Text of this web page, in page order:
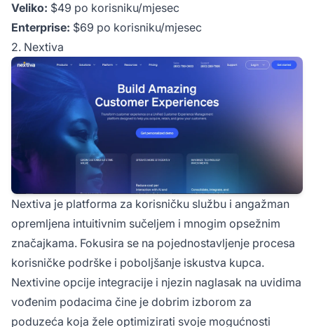
Veliko: $49 po korisniku/mjesec
Enterprise: $69 po korisniku/mjesec
2. Nextiva
Nextiva je platforma za korisničku službu i angažman
opremljena intuitivnim sučeljem i mnogim opsežnim
značajkama. Fokusira se na pojednostavljenje procesa
korisničke podrške i poboljšanje iskustva kupca.
Nextivine opcije integracije i njezin naglasak na uvidima
vođenim podacima čine je dobrim izborom za
poduzeća koja žele optimizirati svoje mogućnosti